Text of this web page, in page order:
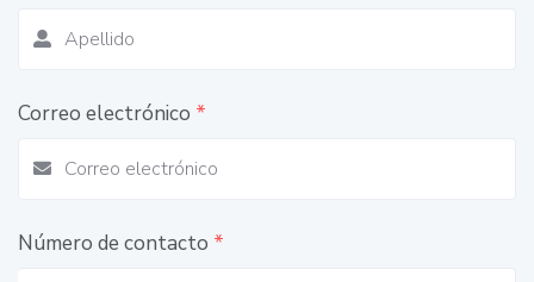
Correo electrónico *
Número de contacto *